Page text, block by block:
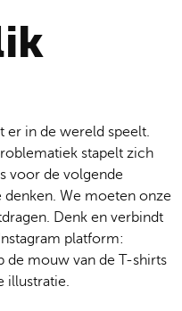
er in de wereld speelt.
stapelt zich
voor de volgende
We moeten onze
Denk en verbindt
platform:
de mouw van de T-shirts
illustratie.